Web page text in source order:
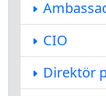
CIO
Direktör